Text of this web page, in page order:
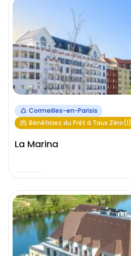
Cormeilles-en-Parisis
Bénéficiez du Prêt à Taux Zéro(1)
La Marina